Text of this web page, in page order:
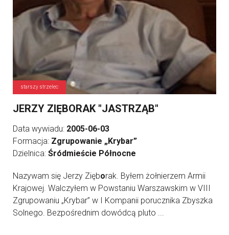
starszy strzelec
JERZY ZIĘBORAK "JASTRZĄB"
Data wywiadu: 2005-06-03
Formacja: Zgrupowanie „Krybar”
Dzielnica: Śródmieście Północne
Nazywam się Jerzy Zięborak. Byłem żołnierzem Armii
Krajowej. Walczyłem w Powstaniu Warszawskim w VIII
Zgrupowaniu „Krybar” w I Kompanii porucznika Zbyszka
Solnego. Bezpośrednim dowódcą pluto ...